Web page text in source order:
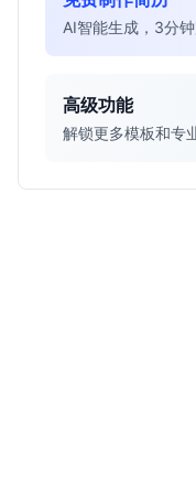
AI智能生成，3分
高级功能
解锁更多模板和专